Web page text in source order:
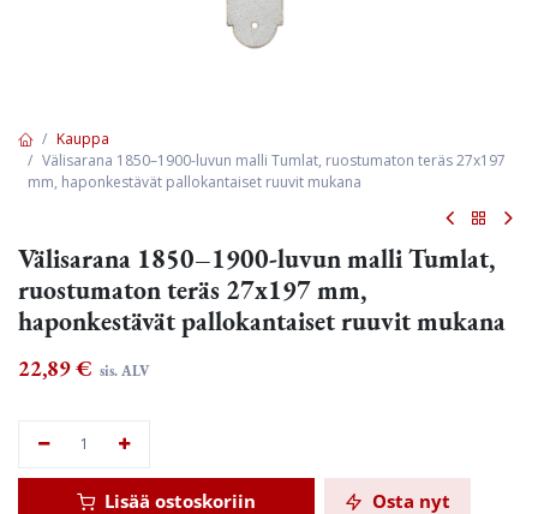
Kauppa
Välisarana 1850–1900-luvun malli Tumlat, ruostumaton teräs 27x197
mm, haponkestävät pallokantaiset ruuvit mukana
Välisarana 1850–1900-luvun malli Tumlat,
ruostumaton teräs 27x197 mm,
haponkestävät pallokantaiset ruuvit mukana
22,89€ sis. ALV
Lisää ostoskoriin Osta nyt